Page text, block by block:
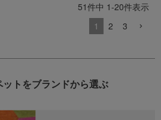
51件中 1-20件表示
1
2 3
ットをブランドから選ぶ